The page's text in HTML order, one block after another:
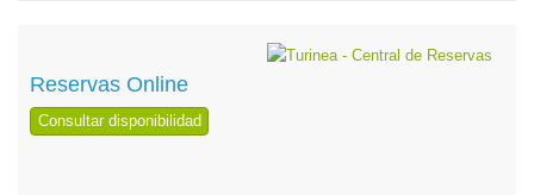
Reservas Online
Consultar disponibilidad